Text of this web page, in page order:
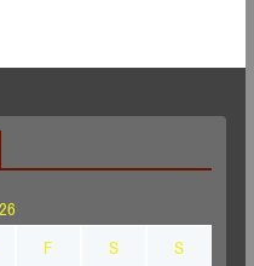
F S
S